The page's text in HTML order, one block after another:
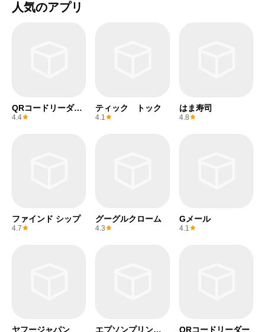
人気のアプリ
QRコードリーダー
(無料)
4.4
ティック トック
4.1
はま寿司
4.8
ファインド シップ
4.7
グーグルクローム
4.3
Gメール
4.1
ヤフージャパン
エプソンプリンタ
QRコードリーダー